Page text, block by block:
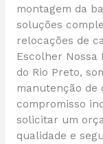
montagem da
soluções
relocações de
Escolher Nossa
do Rio Preto,
manutenção de
compromisso
solicitar um
qualidade e